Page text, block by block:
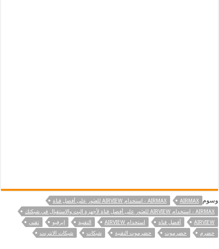
وسوم AIRMAX
AIRMAX - استخدام AIRVIEW للعثور على أفضل قناة
AIRMAX - استخدام AIRVIEW للعثور على أفضل قناة لأجهزة البث والاستقبال في شبكتك
AIRVIEW
أفضل قناة استخدام AIRVIEW التقنية ايرفيو
تقني
حضرم
حضرموت حضرموت التقنية شبكات شبكات الانترنت